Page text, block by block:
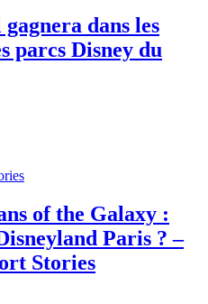
dans les
parcs Disney du
of the Galaxy :
Paris ? –
Stories